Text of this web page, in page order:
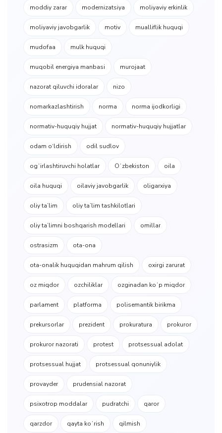
moddiy zarar modernizatsiya moliyaviy erkinlik
moliyaviy javobgarlik motiv mualliflik huquqi
mudofaa mulk huquqi
muqobil energiya manbasi murojaat
nazorat qiluvchi idoralar nizo
nomarkazlashtirish norma norma ijodkorligi
normativ-huquqiy hujjat normativ-huquqiy hujjatlar
odam o‘ldirish odil sudlov
ogʻirlashtiruvchi holatlar Oʻzbekiston oila
oila huquqi oilaviy javobgarlik oligarxiya
oliy taʼlim oliy taʼlim tashkilotlari
oliy taʼlimni boshqarish modellari omillar
ostrasizm ota-ona
ota-onalik huquqidan mahrum qilish oxirgi zarurat
oz miqdor ozchiliklar ozginadan koʻp miqdor
parlament platforma polisemantik birikma
prekursorlar prezident prokuratura prokuror
prokuror nazorati protest protsessual adolat
protsessual hujjat protsessual qonuniylik
provayder prudensial nazorat
psixotrop moddalar pudratchi qaror
qarzdor qayta koʻrish qilmish